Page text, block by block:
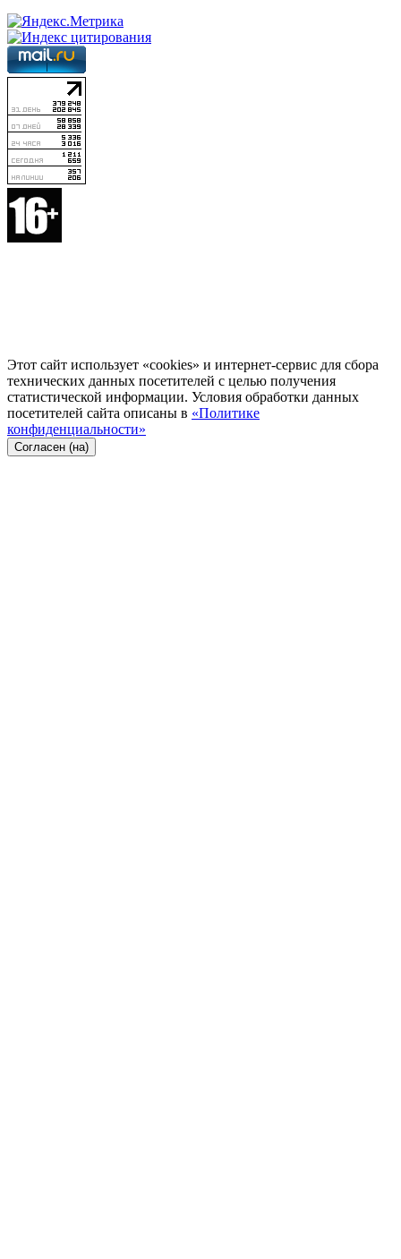
Этот сайт использует «cookies» и интернет-сервис для сбора
технических данных посетителей с целью получения
статистической информации. Условия обработки данных
посетителей сайта описаны в «Политике
конфиденциальности»
Согласен (на)